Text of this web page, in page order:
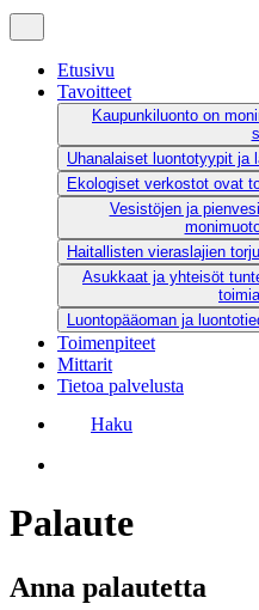
Etusivu
Tavoitteet
Kaupunkiluonto on
Uhanalaiset luontotyypit ja
Ekologiset verkostot ovat
Vesistöjen ja
Haitallisten vieraslajien
Asukkaat ja yhteisöt
Luontopääoman ja
Toimenpiteet
Mittarit
Tietoa palvelusta
Haku
Palaute
Anna palautetta